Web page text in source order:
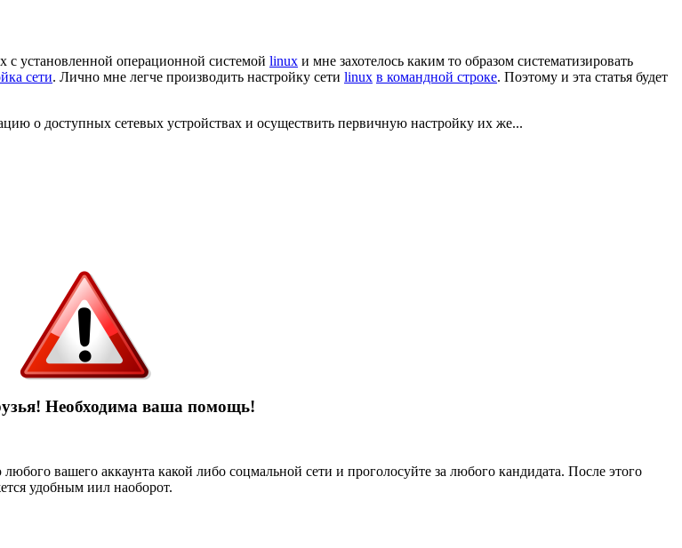
с установленной операционной системой linux и мне захотелось каким то образом систематизировать
сети. Лично мне легче производить настройку сети linux в командной строке. Поэтому и эта статья будет
о доступных сетевых устройствах и осуществить первичную настройку их же...
Необходима ваша помощь!
вашего аккаунта какой либо соцмальной сети и проголосуйте за любого кандидата. После этого
удобным иил наоборот.